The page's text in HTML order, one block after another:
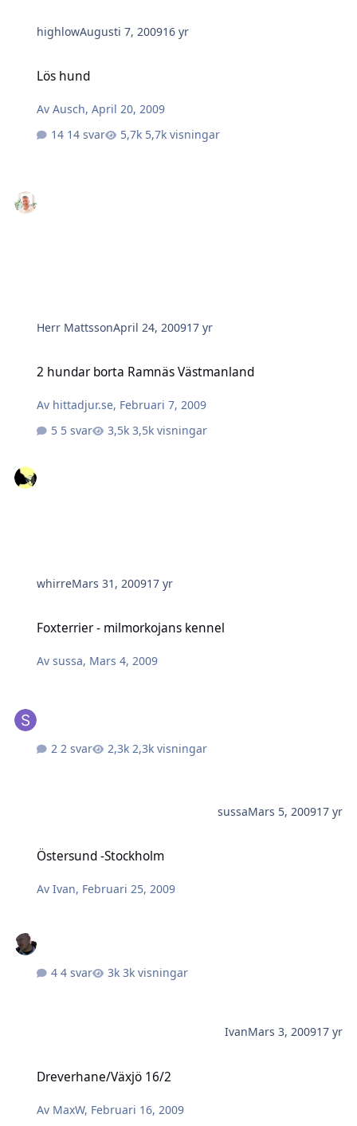
highlowAugusti 7, 200916 yr
Lös hund
AvAusch,April 20, 2009
14 svar
5,7k visningar
Herr MattssonApril 24, 200917 yr
2 hundar borta Ramnäs Västmanland
Av hittadjur.se, Februari 7, 2009
5 svar
3,5k visningar
whirreMars 31, 200917 yr
Foxterrier - milmorkojans kennel
Avsussa, Mars 4, 2009
2 svar 2,3k visningar
sussaMars 5, 200917 yr
Östersund -Stockholm
AvIvan, Februari 25, 2009
4 svar 3k visningar
IvanMars 3, 200917 yr
Dreverhane/Växjö 16/2
Av MaxW, Februari 16, 2009